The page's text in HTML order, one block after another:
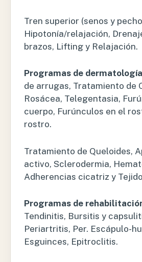
Tren superior (senos y
Hipotonía/relajación,
brazos, Lifting y Relajación.
Programas de dermatología
de arrugas, Tratamiento de
Rosácea, Telegentasia,
cuerpo, Furúnculos en el
rostro.
Tratamiento de Queloides,
activo, Sclerodermia,
Adherencias cicatriz y
Programas de
Tendinitis, Bursitis y
Periartritis, Per. Escápulo-
Esguinces, Epitroclitis.